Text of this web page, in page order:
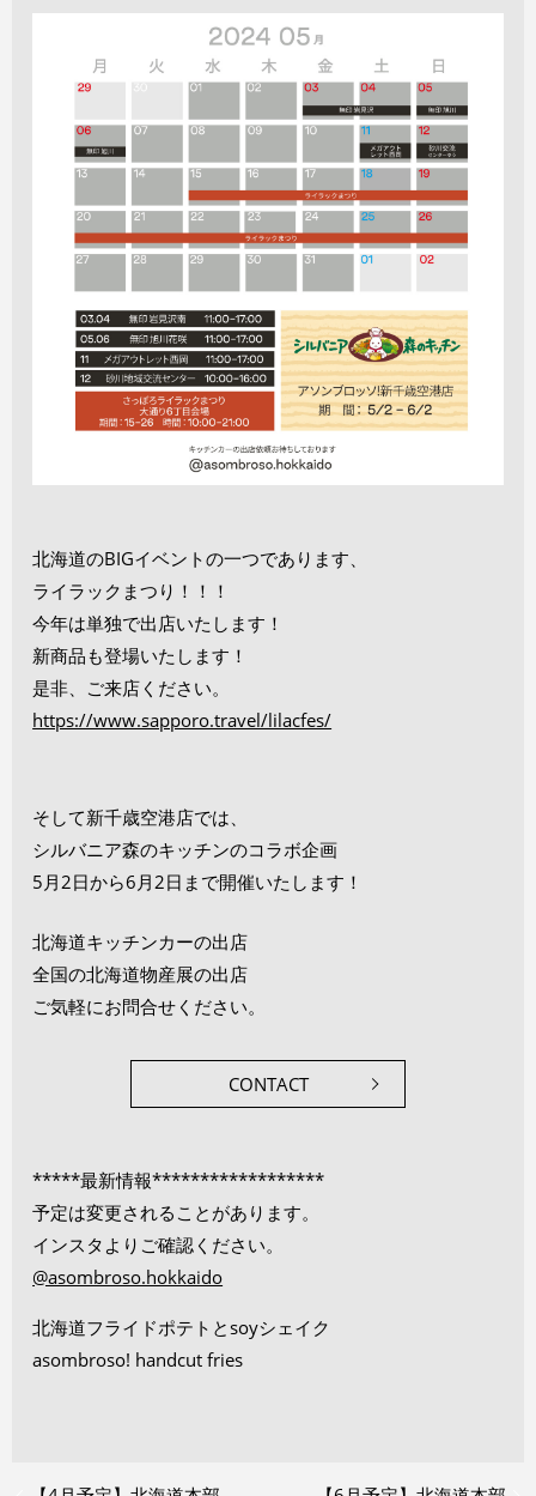
北海道のBIGイベントの一つであります、
ライラックまつり！！！
今年は単独で出店いたします！
新商品も登場いたします！
是非、ご来店ください。
https://www.sapporo.travel/lilacfes/
そして新千歳空港店では、
シルバニア森のキッチンのコラボ企画
5月2日から6月2日まで開催いたします！
北海道キッチンカーの出店
全国の北海道物産展の出店
ご気軽にお問合せください。
CONTACT
*****最新情報******************
予定は変更されることがあります。
インスタよりご確認ください。
@asombroso.hokkaido
北海道フライドポテトとsoyシェイク
asombroso! handcut fries